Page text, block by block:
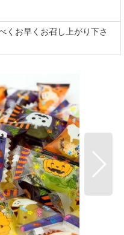
くお早くお召し上がり下さ